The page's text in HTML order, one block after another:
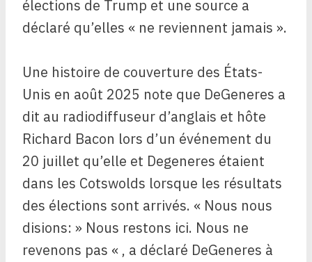
élections de Trump et une source a
déclaré qu’elles « ne reviennent jamais ».
Une histoire de couverture des États-
Unis en août 2025 note que DeGeneres a
dit au radiodiffuseur d’anglais et hôte
Richard Bacon lors d’un événement du
20 juillet qu’elle et Degeneres étaient
dans les Cotswolds lorsque les résultats
des élections sont arrivés. « Nous nous
disions: » Nous restons ici. Nous ne
revenons pas « , a déclaré DeGeneres à